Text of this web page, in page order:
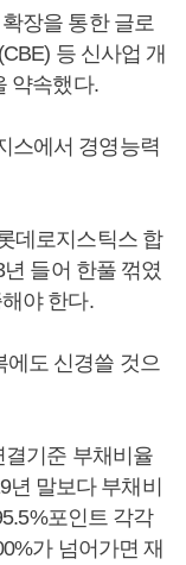
장을 통한 글로
등 신사업 개
약속했다.
스에서 경영능력
데로지스틱스 합
들어 한풀 꺾였
야 한다.
도 신경쓸 것으
결기준 부채비율
년 말보다 부채비
포인트 각각
가 넘어가면 재